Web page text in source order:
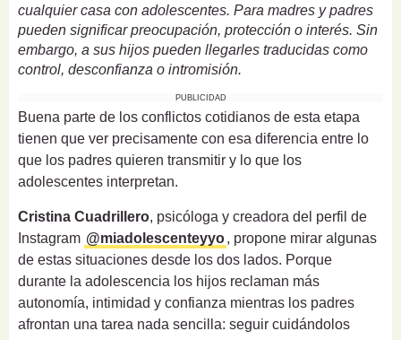
cualquier casa con adolescentes. Para madres y padres
pueden significar preocupación, protección o interés. Sin
embargo, a sus hijos pueden llegarles traducidas como
control, desconfianza o intromisión.
PUBLICIDAD
Buena parte de los conflictos cotidianos de esta etapa
tienen que ver precisamente con esa diferencia entre lo
que los padres quieren transmitir y lo que los
adolescentes interpretan.
Cristina Cuadrillero, psicóloga y creadora del perfil de
Instagram @miadolescenteyyo, propone mirar algunas
de estas situaciones desde los dos lados. Porque
durante la adolescencia los hijos reclaman más
autonomía, intimidad y confianza mientras los padres
afrontan una tarea nada sencilla: seguir cuidándolos